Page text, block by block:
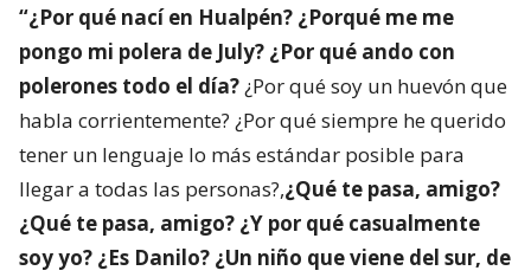
“¿Por qué nací en Hualpén? ¿Porqué me me
pongo mi polera de July? ¿Por qué ando con
polerones todo el día?¿Por qué soy un huevón que
habla corrientemente? ¿Por qué siempre he querido
tener un lenguaje lo más estándar posible para
llegar a todas las personas?,¿Qué te pasa, amigo?
¿Qué te pasa, amigo? ¿Y por qué casualmente
soy yo? ¿Es Danilo? ¿Un niño que viene del sur, de